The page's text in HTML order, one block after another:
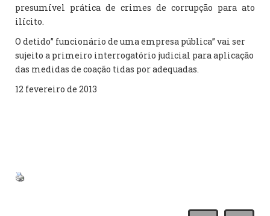
presumível prática de crimes de corrupção para ato
ilícito.
O detido” funcionário de uma empresa pública” vai ser
sujeito a primeiro interrogatório judicial para aplicação
das medidas de coação tidas por adequadas.
12 fevereiro de 2013